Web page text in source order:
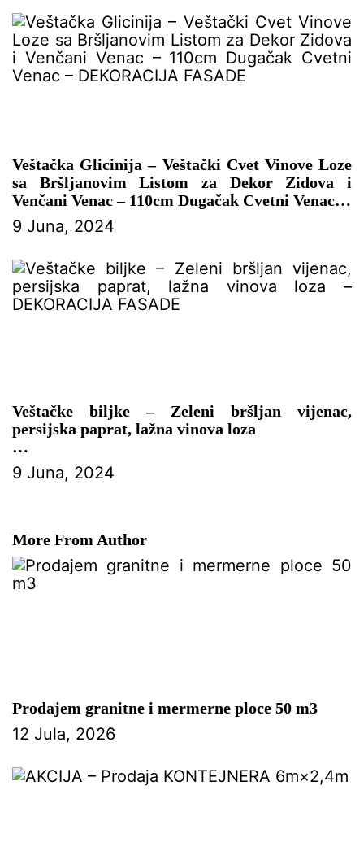
Veštačka Glicinija – Veštački Cvet Vinove Loze
sa Bršljanovim Listom za Dekor Zidova i
Venčani Venac – 110cm Dugačak Cvetni Venac
– DEKORACIJA FASADE
9 Juna, 2024
Veštačke biljke – Zeleni bršljan vijenac,
persijska paprat, lažna vinova loza
– DEKORACIJA FASADE
9 Juna, 2024
More From Author
Prodajem granitne i mermerne ploce 50 m3
12 Jula, 2026